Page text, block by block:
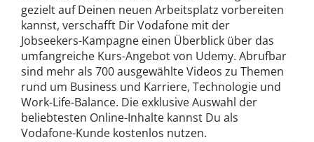
gezielt auf Deinen neuen Arbeitsplatz vorbereiten
kannst, verschafft Dir Vodafone mit der
Jobseekers-Kampagne einen Überblick über das
umfangreiche Kurs-Angebot von Udemy. Abrufbar
sind mehr als 700 ausgewählte Videos zu Themen
rund um Business und Karriere, Technologie und
Work-Life-Balance. Die exklusive Auswahl der
beliebtesten Online-Inhalte kannst Du als
Vodafone-Kunde kostenlos nutzen.